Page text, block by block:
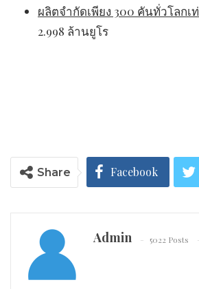
ผลิตจำกัดเพียง 300 คันทั่วโลกเ
2.998 ล้านยูโร
Share Facebook
Admin 5022 Posts